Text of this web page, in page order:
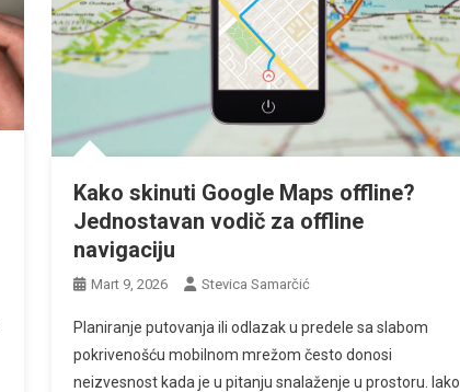
Kako skinuti Google Maps offline?
Jednostavan vodič za offline
navigaciju
Mart 9, 2026 Stevica Samarčić
Planiranje putovanja ili odlazak u predele sa slabom
pokrivenošću mobilnom mrežom često donosi
neizvesnost kada je u pitanju snalaženje u prostoru. Iako